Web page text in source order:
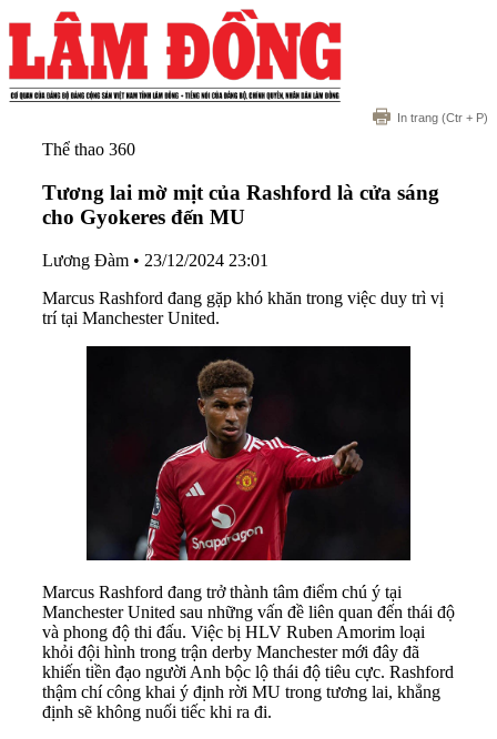
In trang (Ctr + P)
Thể thao 360
Tương lai mờ mịt của Rashford là cửa sáng
cho Gyokeres đến MU
Lương Đàm • 23/12/2024 23:01
Marcus Rashford đang gặp khó khăn trong việc duy trì vị
trí tại Manchester United.
Marcus Rashford đang trở thành tâm điểm chú ý tại
Manchester United sau những vấn đề liên quan đến thái độ
và phong độ thi đấu. Việc bị HLV Ruben Amorim loại
khỏi đội hình trong trận derby Manchester mới đây đã
khiến tiền đạo người Anh bộc lộ thái độ tiêu cực. Rashford
thậm chí công khai ý định rời MU trong tương lai, khẳng
định sẽ không nuối tiếc khi ra đi.